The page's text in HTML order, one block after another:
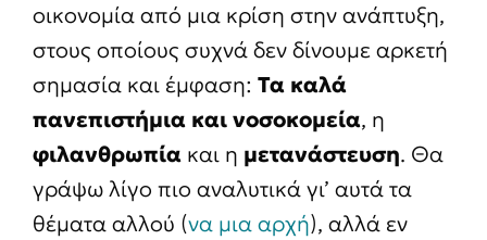
οικονομία από μια κρίση στην ανάπτυξη,
στους οποίους συχνά δεν δίνουμε αρκετή
σημασία και έμφαση: Τα καλά
πανεπιστήμια και νοσοκομεία, η
φιλανθρωπία και η μετανάστευση. Θα
γράψω λίγο πιο αναλυτικά γι’ αυτά τα
θέματα αλλού (να μια αρχή), αλλά εν